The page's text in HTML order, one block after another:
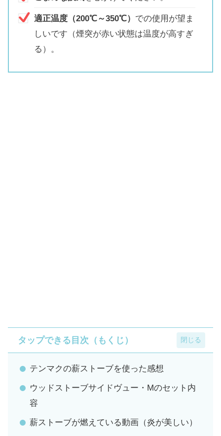
適正温度（200℃～350℃） での使用が望ま
しいです（煙突が赤い状態は温度が高すぎ
る）。
タップできる目次（もくじ）
テンマクの薪ストーブを使った感想
ウッドストーブサイドヴュー・Mのセット内
容
薪ストーブが燃えている動画（炎が美しい）